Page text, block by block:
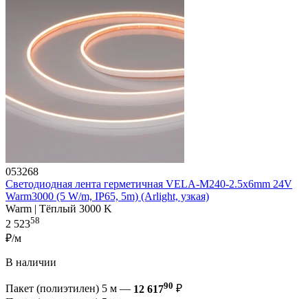
053268
Светодиодная лента герметичная VELA-M240-2.5x6mm 24V
Warm3000 (5 W/m, IP65, 5m) (Arlight, узкая)
Warm | Тёплый 3000 K
2 52358
₽/м
В наличии
Пакет (полиэтилен) 5 м — 12 61790 ₽